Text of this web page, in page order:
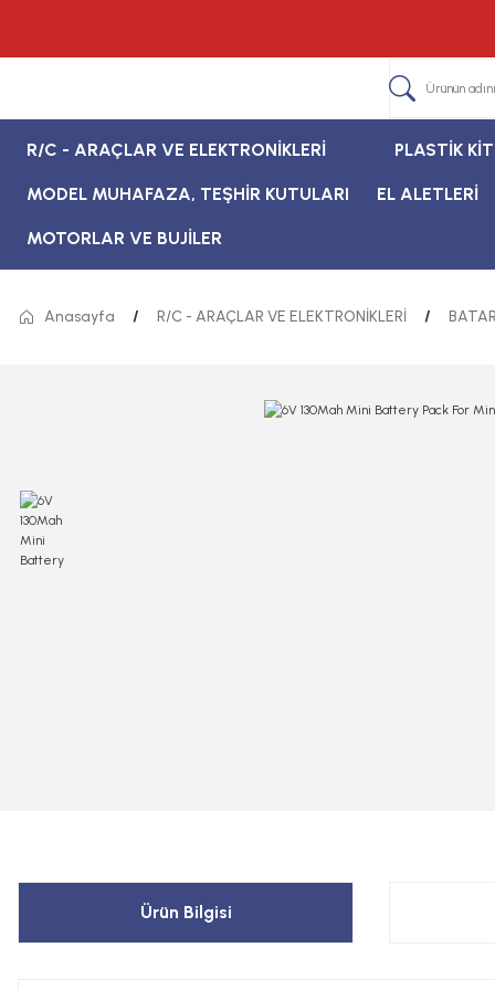
R/C - ARAÇLAR VE ELEKTRONİKLERİ PLASTİK
MODEL MUHAFAZA, TEŞHİR KUTULARI EL ALETLERİ
MOTORLAR VE BUJİLER
Anasayfa R/C - ARAÇLAR VE ELEKTRONİKLERİ
Ürün Bilgisi